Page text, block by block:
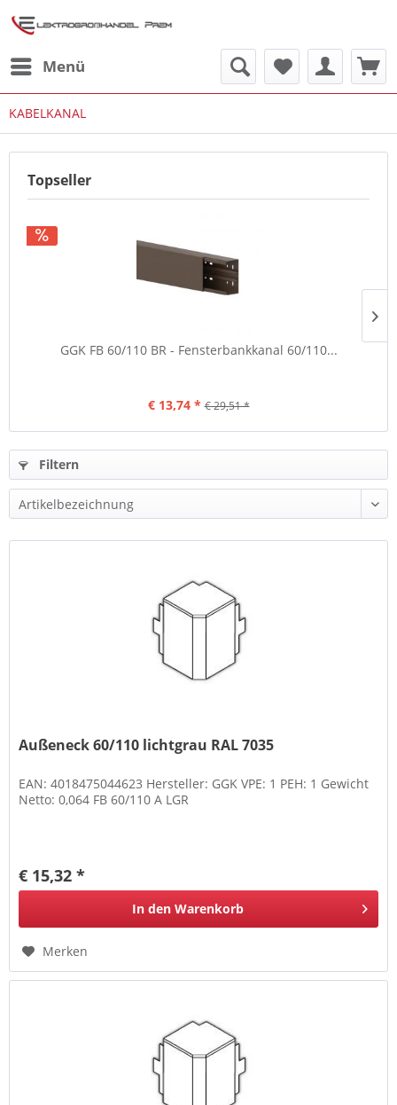
Menü
KABELKANAL
Topseller
GGK FB 60/110 BR - Fensterbankkanal 60/110...
€ 13,74 * € 29,51 *
Filtern
Außeneck 60/110 lichtgrau RAL 7035
EAN: 4018475044623 Hersteller: GGK VPE: 1 PEH: 1 Gewicht
Netto: 0,064 FB 60/110 A LGR
€ 15,32 *
In den Warenkorb
Merken